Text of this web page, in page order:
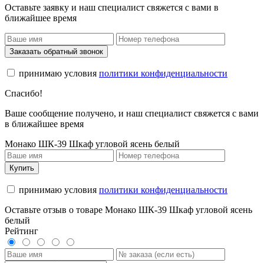
Оставьте заявку и наш специалист свяжется с вами в
ближайшее время
Заказать обратный звонок
принимаю условия политики конфиденциальности
Спасибо!
Ваше сообщение получено, и наш специалист свяжется с вами
в ближайшее время
Монако ШК-39 Шкаф угловой ясень белый
Купить
принимаю условия политики конфиденциальности
Оставьте отзыв о товаре Монако ШК-39 Шкаф угловой ясень
белый
Рейтинг